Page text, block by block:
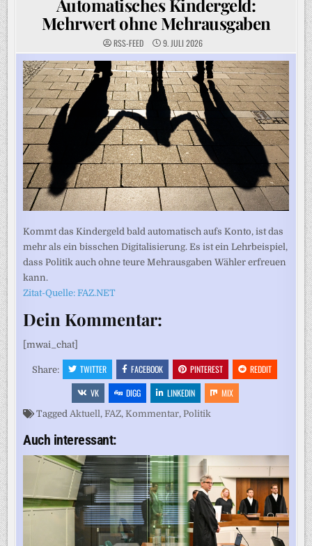
Automatisches Kindergeld:
Mehrwert ohne Mehrausgaben
RSS-FEED 9. JULI 2026
Kommt das Kindergeld bald automatisch aufs Konto, ist das
mehr als ein bisschen Digitalisierung. Es ist ein Lehrbeispiel,
dass Politik auch ohne teure Mehrausgaben Wähler erfreuen
kann.
Zitat-Quelle: FAZ.NET
Dein Kommentar:
[mwai_chat]
Share: TWITTER FACEBOOK PINTEREST
REDDIT
VK
DIGG LINKEDIN MIX
TaggedAktuell,FAZ,Kommentar,Politik
Auch interessant: